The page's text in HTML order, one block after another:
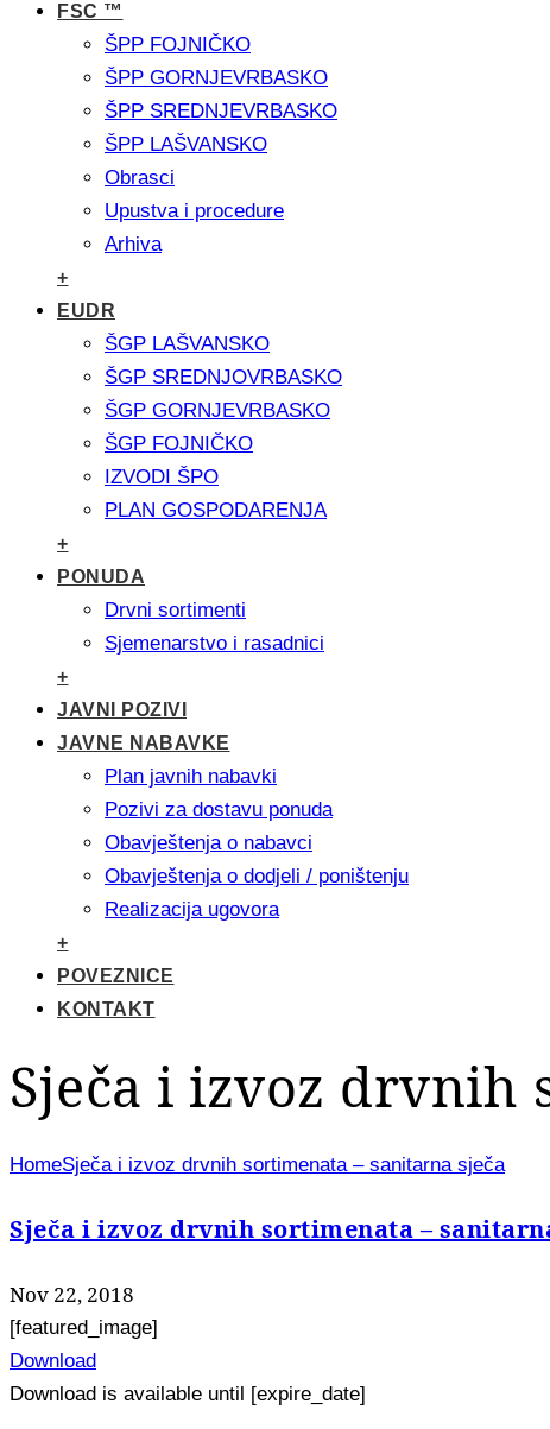
FSC ™
ŠPP FOJNIČKO
ŠPP GORNJEVRBASKO
ŠPP SREDNJEVRBASKO
ŠPP LAŠVANSKO
Obrasci
Upustva i procedure
Arhiva
+
EUDR
ŠGP LAŠVANSKO
ŠGP SREDNJOVRBASKO
ŠGP GORNJEVRBASKO
ŠGP FOJNIČKO
IZVODI ŠPO
PLAN GOSPODARENJA
+
PONUDA
Drvni sortimenti
Sjemenarstvo i rasadnici
+
JAVNI POZIVI
JAVNE NABAVKE
Plan javnih nabavki
Pozivi za dostavu ponuda
Obavještenja o nabavci
Obavještenja o dodjeli / poništenju
Realizacija ugovora
+
POVEZNICE
KONTAKT
Sječa i izvoz drvnih
HomeSječa i izvoz drvnih sortimenata – sanitarna sječa
Sječa i izvoz drvnih sortimenata –
Nov 22, 2018
[featured_image]
Download
Download is available until [expire_date]